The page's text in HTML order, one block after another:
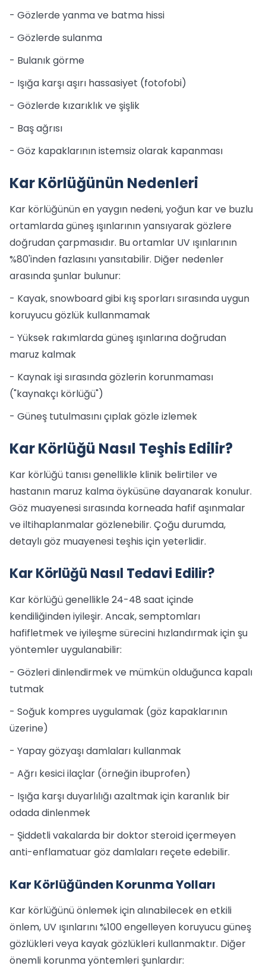
- Gözlerde yanma ve batma hissi
- Gözlerde sulanma
- Bulanık görme
- Işığa karşı aşırı hassasiyet (fotofobi)
- Gözlerde kızarıklık ve şişlik
- Baş ağrısı
- Göz kapaklarının istemsiz olarak kapanması
Kar Körlüğünün Nedenleri
Kar körlüğünün en yaygın nedeni, yoğun kar ve buzlu
ortamlarda güneş ışınlarının yansıyarak gözlere
doğrudan çarpmasıdır. Bu ortamlar UV ışınlarının
%80'inden fazlasını yansıtabilir. Diğer nedenler
arasında şunlar bulunur:
- Kayak, snowboard gibi kış sporları sırasında uygun
koruyucu gözlük kullanmamak
- Yüksek rakımlarda güneş ışınlarına doğrudan
maruz kalmak
- Kaynak işi sırasında gözlerin korunmaması
("kaynakçı körlüğü")
- Güneş tutulmasını çıplak gözle izlemek
Kar Körlüğü Nasıl Teşhis Edilir?
Kar körlüğü tanısı genellikle klinik belirtiler ve
hastanın maruz kalma öyküsüne dayanarak konulur.
Göz muayenesi sırasında korneada hafif aşınmalar
ve iltihaplanmalar gözlenebilir. Çoğu durumda,
detaylı göz muayenesi teşhis için yeterlidir.
Kar Körlüğü Nasıl Tedavi Edilir?
Kar körlüğü genellikle 24-48 saat içinde
kendiliğinden iyileşir. Ancak, semptomları
hafifletmek ve iyileşme sürecini hızlandırmak için şu
yöntemler uygulanabilir:
- Gözleri dinlendirmek ve mümkün olduğunca kapalı
tutmak
- Soğuk kompres uygulamak (göz kapaklarının
üzerine)
- Yapay gözyaşı damlaları kullanmak
- Ağrı kesici ilaçlar (örneğin ibuprofen)
- Işığa karşı duyarlılığı azaltmak için karanlık bir
odada dinlenmek
- Şiddetli vakalarda bir doktor steroid içermeyen
anti-enflamatuar göz damlaları reçete edebilir.
Kar Körlüğünden Korunma Yolları
Kar körlüğünü önlemek için alınabilecek en etkili
önlem, UV ışınlarını %100 engelleyen koruyucu güneş
gözlükleri veya kayak gözlükleri kullanmaktır. Diğer
önemli korunma yöntemleri şunlardır: